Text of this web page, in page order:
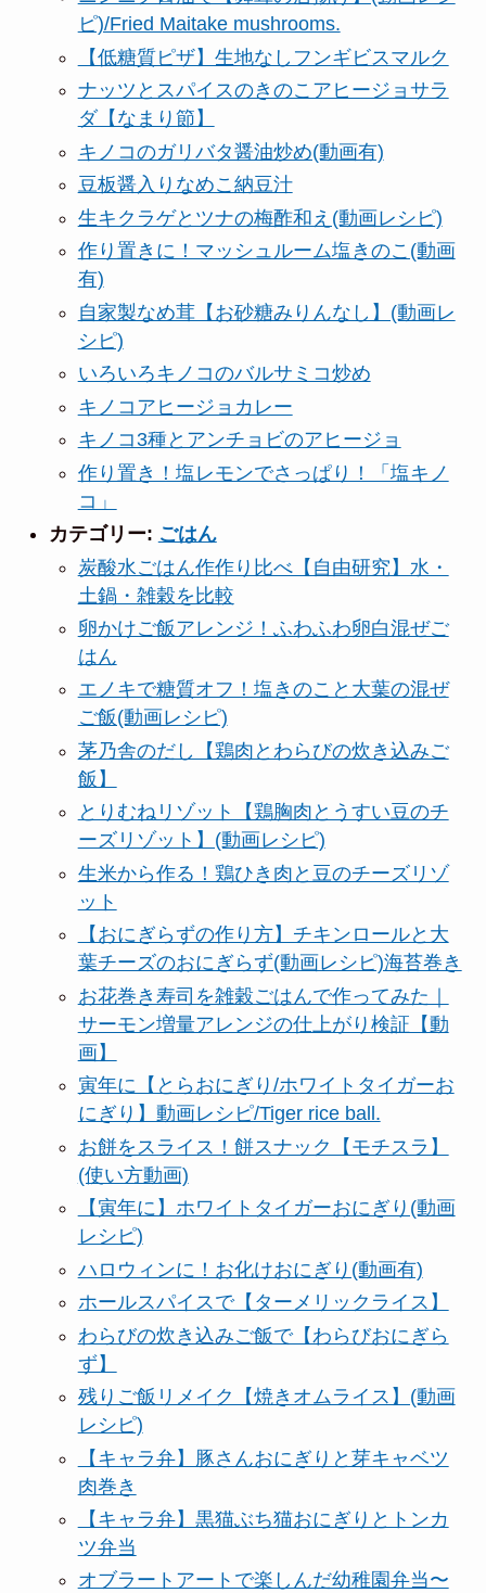
ピ)/Fried Maitake mushrooms.
【低糖質ピザ】生地なしフンギビスマルク
ナッツとスパイスのきのこアヒージョサラ
ダ【なまり節】
キノコのガリバタ醤油炒め(動画有)
豆板醤入りなめこ納豆汁
生キクラゲとツナの梅酢和え(動画レシピ)
作り置きに！マッシュルーム塩きのこ(動画
有)
自家製なめ茸【お砂糖みりんなし】(動画レ
シピ)
いろいろキノコのバルサミコ炒め
キノコアヒージョカレー
キノコ3種とアンチョビのアヒージョ
作り置き！塩レモンでさっぱり！「塩キノ
コ」
カテゴリー: ごはん
炭酸水ごはん作作り比べ【自由研究】水・
土鍋・雑穀を比較
卵かけご飯アレンジ！ふわふわ卵白混ぜご
はん
エノキで糖質オフ！塩きのこと大葉の混ぜ
ご飯(動画レシピ)
茅乃舎のだし【鶏肉とわらびの炊き込みご
飯】
とりむねリゾット【鶏胸肉とうすい豆のチ
ーズリゾット】(動画レシピ)
生米から作る！鶏ひき肉と豆のチーズリゾ
ット
【おにぎらずの作り方】チキンロールと大
葉チーズのおにぎらず(動画レシピ)海苔巻き
お花巻き寿司を雑穀ごはんで作ってみた｜
サーモン増量アレンジの仕上がり検証【動
画】
寅年に【とらおにぎり/ホワイトタイガーお
にぎり】動画レシピ/Tiger rice ball.
お餅をスライス！餅スナック【モチスラ】
(使い方動画)
【寅年に】ホワイトタイガーおにぎり(動画
レシピ)
ハロウィンに！お化けおにぎり(動画有)
ホールスパイスで【ターメリックライス】
わらびの炊き込みご飯で【わらびおにぎら
ず】
残りご飯リメイク【焼きオムライス】(動画
レシピ)
【キャラ弁】豚さんおにぎりと芽キャベツ
肉巻き
【キャラ弁】黒猫ぶち猫おにぎりとトンカ
ツ弁当
オブラートアートで楽しんだ幼稚園弁当〜